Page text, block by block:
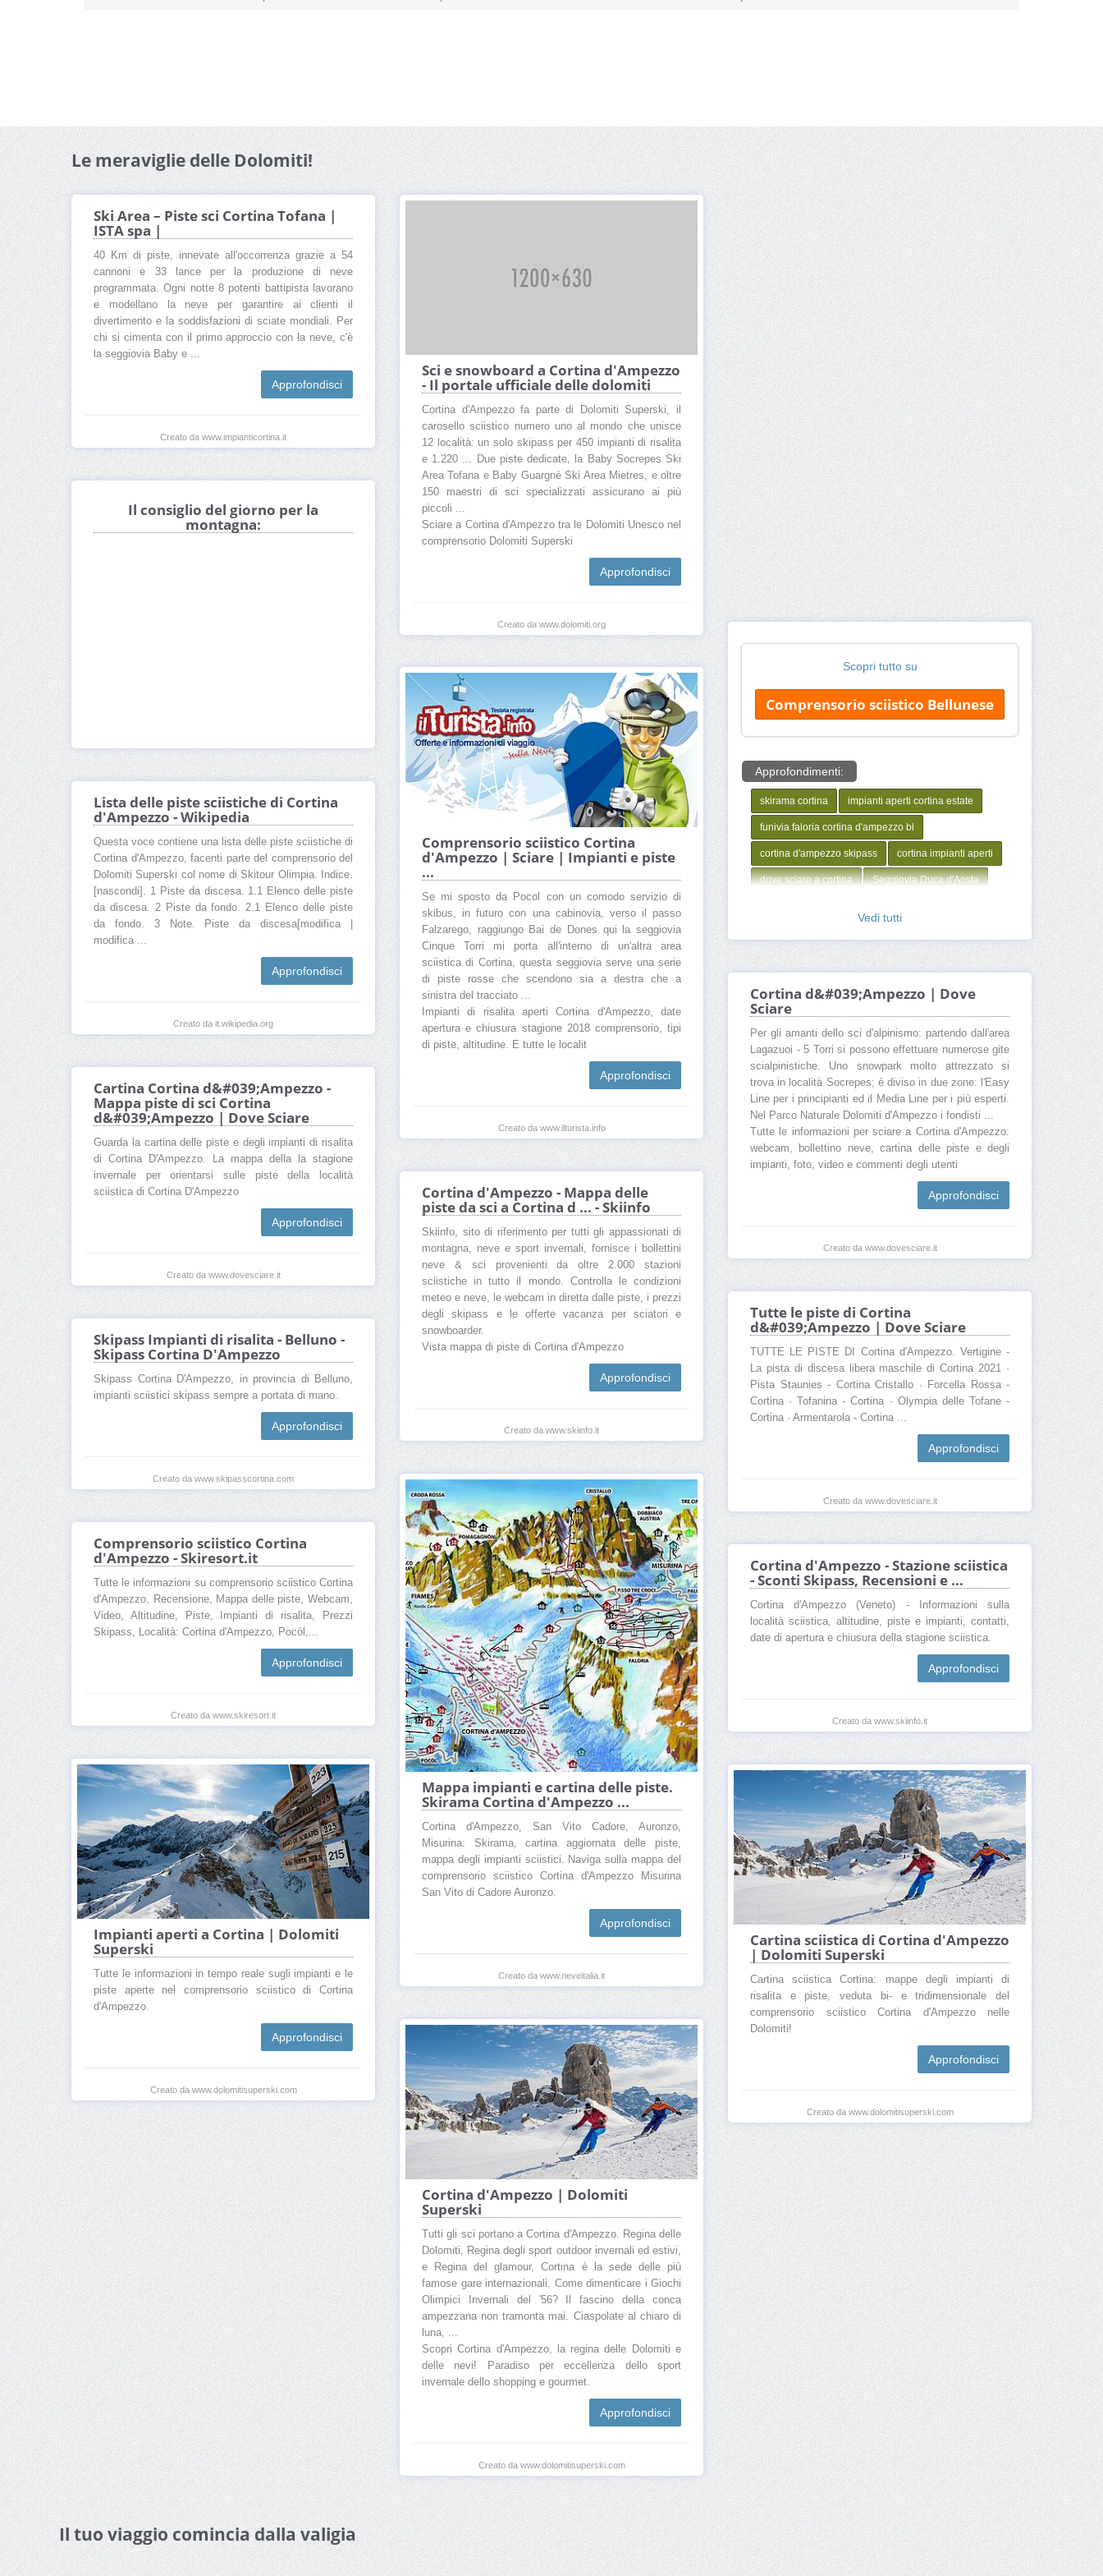
Le meraviglie delle Dolomiti!
Ski Area – Piste sci Cortina Tofana |
ISTA spa |
40 Km di piste, innevate all'occorrenza grazie a 54
cannoni e 33 lance per la produzione di neve
programmata. Ogni notte 8 potenti battipista lavorano
e modellano la neve per garantire ai clienti il
divertimento e la soddisfazioni di sciate mondiali. Per
chi si cimenta con il primo approccio con la neve, c'è
la seggiovia Baby e ...
Approfondisci
Creato da www.impianticortina.it
Sci e snowboard a Cortina d'Ampezzo
- Il portale ufficiale delle dolomiti
Cortina d'Ampezzo fa parte di Dolomiti Superski, il
carosello sciistico numero uno al mondo che unisce
12 località: un solo skipass per 450 impianti di risalita
e 1.220 ... Due piste dedicate, la Baby Socrepes Ski
Area Tofana e Baby Guargnè Ski Area Mietres, e oltre
150 maestri di sci specializzati assicurano ai più
piccoli ...
Sciare a Cortina d'Ampezzo tra le Dolomiti Unesco nel
comprensorio Dolomiti Superski
Approfondisci
Creato da www.dolomiti.org
Scopri tutto su
Comprensorio sciistico Bellunese
Approfondimenti:
skirama cortina impianti aperti cortina estate
funivia faloria cortina d'ampezzo bl
cortina d'ampezzo skipass cortina impianti aperti
dove sciare a cortina Seggiovia Duca d'Aosta
Pista Forcella Rossa Pista Olimpia
Maestro sci Area sciistica Cortina d’Ampezzo
Corso sci Area sciistica Cortina d’Ampezzo
Apertura impianti Area sciistica Cortina d’Ampezzo
Webcam Area sciistica Cortina d’Ampezzo
Skipass Area sciistica Cortina d’Ampezzo
Meteo Area sciistica Cortina d’Ampezzo
Cartina Area sciistica Cortina d’Ampezzo
Prezzi Area sciistica Cortina d’Ampezzo
Vedi tutti
Il consiglio del giorno per la
montagna:
Comprensorio sciistico Cortina
d'Ampezzo | Sciare | Impianti e piste
...
Se mi sposto da Pocol con un comodo servizio di
skibus, in futuro con una cabinovia, verso il passo
Falzarego, raggiungo Bai de Dones qui la seggiovia
Cinque Torri mi porta all'interno di un'altra area
sciistica di Cortina, questa seggiovia serve una serie
di piste rosse che scendono sia a destra che a
sinistra del tracciato ...
Impianti di risalita aperti Cortina d'Ampezzo, date
apertura e chiusura stagione 2018 comprensorio, tipi
di piste, altitudine. E tutte le localit
Approfondisci
Creato da www.ilturista.info
Lista delle piste sciistiche di Cortina
d'Ampezzo - Wikipedia
Questa voce contiene una lista delle piste sciistiche di
Cortina d'Ampezzo, facenti parte del comprensorio del
Dolomiti Superski col nome di Skitour Olimpia. Indice.
[nascondi]. 1 Piste da discesa. 1.1 Elenco delle piste
da discesa. 2 Piste da fondo. 2.1 Elenco delle piste
da fondo. 3 Note. Piste da discesa[modifica |
modifica ...
Approfondisci
Creato da it.wikipedia.org
Cortina d&#039;Ampezzo | Dove
Sciare
Per gli amanti dello sci d'alpinismo: partendo dall'area
Lagazuoi - 5 Torri si possono effettuare numerose gite
scialpinistiche. Uno snowpark molto attrezzato si
trova in località Socrepes; è diviso in due zone: l'Easy
Line per i principianti ed il Media Line per i più esperti.
Nel Parco Naturale Dolomiti d'Ampezzo i fondisti ...
Tutte le informazioni per sciare a Cortina d'Ampezzo:
webcam, bollettino neve, cartina delle piste e degli
impianti, foto, video e commenti degli utenti
Approfondisci
Creato da www.dovesciare.it
Cartina Cortina d&#039;Ampezzo -
Mappa piste di sci Cortina
d&#039;Ampezzo | Dove Sciare
Guarda la cartina delle piste e degli impianti di risalita
di Cortina D'Ampezzo. La mappa della la stagione
invernale per orientarsi sulle piste della località
sciistica di Cortina D'Ampezzo
Approfondisci
Creato da www.dovesciare.it
Cortina d'Ampezzo - Mappa delle
piste da sci a Cortina d ... - Skiinfo
Skiinfo, sito di riferimento per tutti gli appassionati di
montagna, neve e sport invernali, fornisce i bollettini
neve & sci provenienti da oltre 2.000 stazioni
sciistiche in tutto il mondo. Controlla le condizioni
meteo e neve, le webcam in diretta dalle piste, i prezzi
degli skipass e le offerte vacanza per sciatori e
snowboarder.
Vista mappa di piste di Cortina d'Ampezzo
Approfondisci
Creato da www.skiinfo.it
Tutte le piste di Cortina
d&#039;Ampezzo | Dove Sciare
TUTTE LE PISTE DI Cortina d'Ampezzo. Vertigine -
La pista di discesa libera maschile di Cortina 2021 ·
Pista Staunies - Cortina Cristallo · Forcella Rossa -
Cortina · Tofanina - Cortina · Olympia delle Tofane -
Cortina · Armentarola - Cortina ...
Approfondisci
Creato da www.dovesciare.it
Skipass Impianti di risalita - Belluno -
Skipass Cortina D'Ampezzo
Skipass Cortina D'Ampezzo, in provincia di Belluno,
impianti sciistici skipass sempre a portata di mano.
Approfondisci
Creato da www.skipasscortina.com
Mappa impianti e cartina delle piste.
Skirama Cortina d'Ampezzo ...
Cortina d'Ampezzo, San Vito Cadore, Auronzo,
Misurina: Skirama, cartina aggiornata delle piste,
mappa degli impianti sciistici. Naviga sulla mappa del
comprensorio sciistico Cortina d'Ampezzo Misurina
San Vito di Cadore Auronzo.
Approfondisci
Creato da www.neveitalia.it
Comprensorio sciistico Cortina
d'Ampezzo - Skiresort.it
Tutte le informazioni su comprensorio sciistico Cortina
d'Ampezzo, Recensione, Mappa delle piste, Webcam,
Video, Altitudine, Piste, Impianti di risalita, Prezzi
Skipass, Località: Cortina d'Ampezzo, Pocòl,...
Approfondisci
Creato da www.skiresort.it
Cortina d'Ampezzo - Stazione sciistica
- Sconti Skipass, Recensioni e ...
Cortina d'Ampezzo (Veneto) - Informazioni sulla
località sciistica, altitudine, piste e impianti, contatti,
date di apertura e chiusura della stagione sciistica.
Approfondisci
Creato da www.skiinfo.it
Impianti aperti a Cortina | Dolomiti
Superski
Tutte le informazioni in tempo reale sugli impianti e le
piste aperte nel comprensorio sciistico di Cortina
d'Ampezzo.
Approfondisci
Creato da www.dolomitisuperski.com
Cartina sciistica di Cortina d'Ampezzo
| Dolomiti Superski
Cartina sciistica Cortina: mappe degli impianti di
risalita e piste, veduta bi- e tridimensionale del
comprensorio sciistico Cortina d'Ampezzo nelle
Dolomiti!
Approfondisci
Creato da www.dolomitisuperski.com
Cortina d'Ampezzo | Dolomiti
Superski
Tutti gli sci portano a Cortina d'Ampezzo. Regina delle
Dolomiti, Regina degli sport outdoor invernali ed estivi,
e Regina del glamour, Cortina è la sede delle più
famose gare internazionali. Come dimenticare i Giochi
Olimpici Invernali del '56? Il fascino della conca
ampezzana non tramonta mai. Ciaspolate al chiaro di
luna, ...
Scopri Cortina d'Ampezzo, la regina delle Dolomiti e
delle nevi! Paradiso per eccellenza dello sport
invernale dello shopping e gourmet.
Approfondisci
Creato da www.dolomitisuperski.com
Il tuo viaggio comincia dalla valigia